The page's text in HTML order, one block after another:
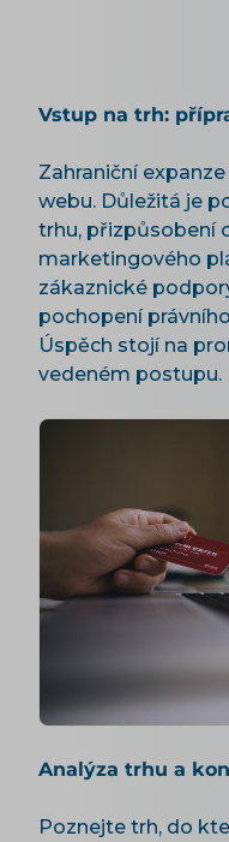
Vstup na trh:
Zahraniční
webu. Důležitá je
trhu, přizpůsobení
marketingového
zákaznické
pochopení
Úspěch stojí na
vedeném postupu.
Analýza trhu a
Poznejte trh, do